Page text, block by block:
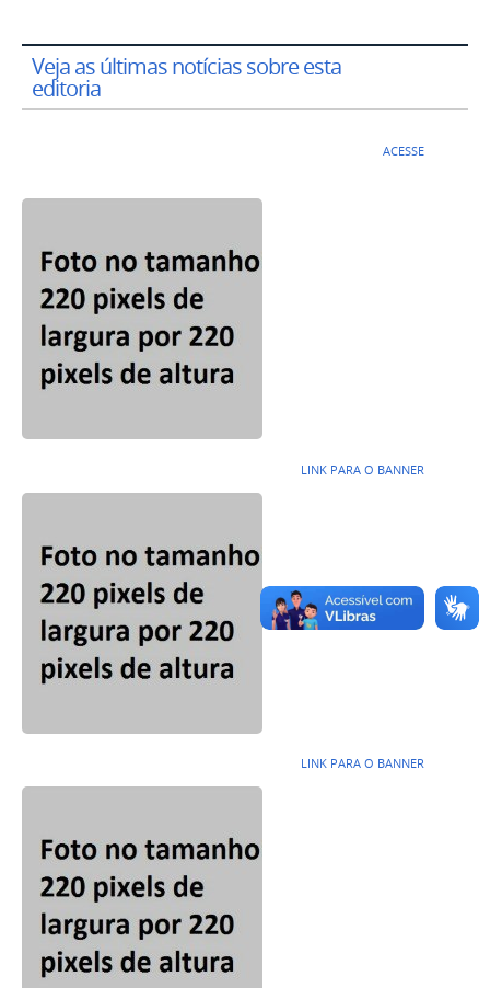
Veja as últimas notícias sobre esta
editoria
ACESSE
LINK PARA O BANNER
LINK PARA O BANNER